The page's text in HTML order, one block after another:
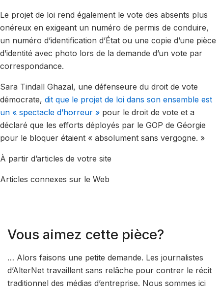
Le projet de loi rend également le vote des absents plus
onéreux en exigeant un numéro de permis de conduire,
un numéro d’identification d’État ou une copie d’une pièce
d’identité avec photo lors de la demande d’un vote par
correspondance.
Sara Tindall Ghazal, une défenseure du droit de vote
démocrate, dit que le projet de loi dans son ensemble est
un « spectacle d’horreur » pour le droit de vote et a
déclaré que les efforts déployés par le GOP de Géorgie
pour le bloquer étaient « absolument sans vergogne. »
À partir d’articles de votre site
Articles connexes sur le Web
Vous aimez cette pièce?
… Alors faisons une petite demande. Les journalistes
d’AlterNet travaillent sans relâche pour contrer le récit
traditionnel des médias d’entreprise. Nous sommes ici